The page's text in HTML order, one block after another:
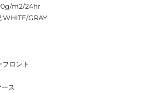
m2/24hr
GRAY
ロント
ス